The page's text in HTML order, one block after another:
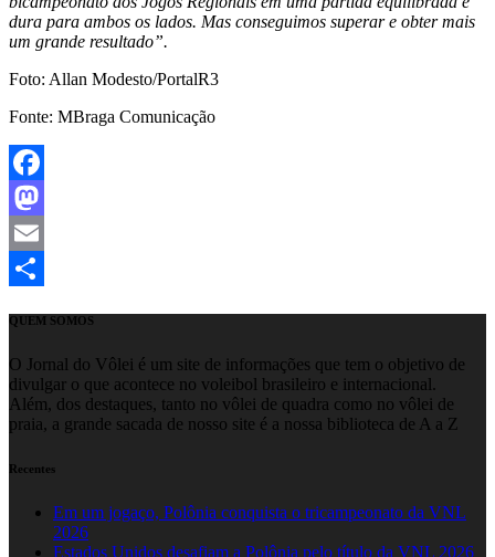
dura para ambos os lados. Mas conseguimos superar e obter mais
um grande resultado”.
Foto: Allan Modesto/PortalR3
Fonte: MBraga Comunicação
Facebook
Mastodon
Email
QUEM SOMOS
O Jornal do Vôlei é um site de informações que tem o objetivo de
divulgar o que acontece no voleibol brasileiro e internacional.
Além, dos destaques, tanto no vôlei de quadra como no vôlei de
praia, a grande sacada de nosso site é a nossa biblioteca de A a Z
Recentes
Em um jogaço, Polônia conquista o tricampeonato da VNL
2026
Estados Unidos desafiam a Polônia pelo título da VNL 2026